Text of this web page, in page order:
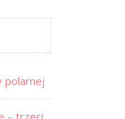
polarnej
– trzeci